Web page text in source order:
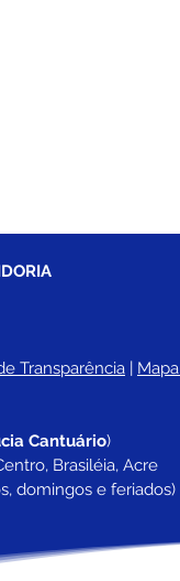
Transparência | Mapa
Cantuário)
Brasiléia, Acre
domingos e feriados)